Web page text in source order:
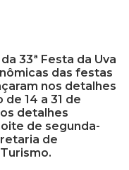
33ª Festa da Uva
das festas
nos detalhes
14 a 31 de
detalhes
de segunda-
de